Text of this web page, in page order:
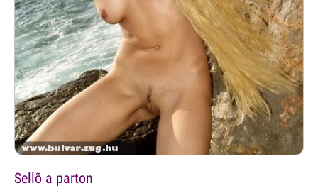
Sellõ a parton